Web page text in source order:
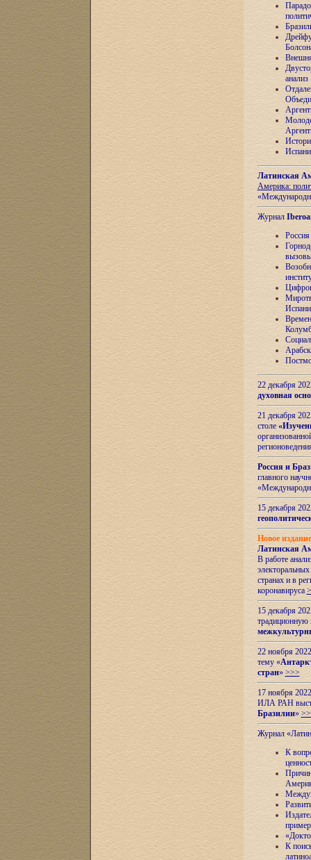
анализ
Латинская
Америка:
Журнал
22 декабря
духовная
21 декабря
столе
Россия и
главного
15 декабря
Новое
Латинская
В работе
странах и в
коронавируса
15 декабря
22 ноября
тему «
стран» >>>
17 ноября
ИЛА РАН
Бразилии»
Журнал
К
К